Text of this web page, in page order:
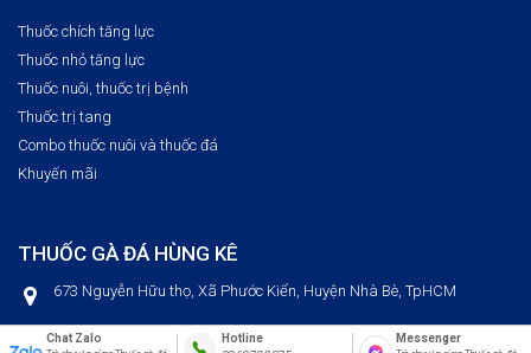
Thuốc chích tăng lực
Thuốc nhỏ tăng lực
Thuốc nuôi, thuốc trị bệnh​
Thuốc trị tang
Combo thuốc nuôi và thuốc đá
Khuyến mãi
THUỐC GÀ ĐÁ HÙNG KÊ
673 Nguyễn Hữu thọ, Xã Phước Kiển, Huyện Nhà Bè, TpHCM
Tư vấn sản phẩm
Chat Zalo
Hotline
Messenger